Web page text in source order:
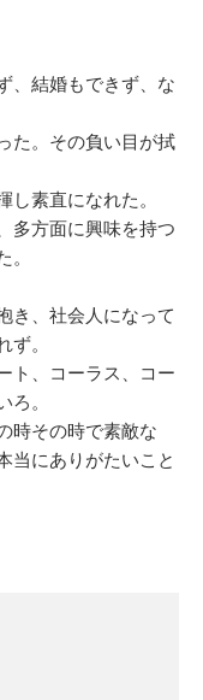
、結婚もできず、な
た。その負い目が拭
し素直になれた。
多方面に興味を持つ
。
き、社会人になって
ず。
ト、コーラス、コー
。
時その時で素敵な
当にありがたいこと